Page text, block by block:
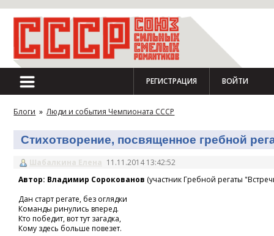
РЕГИСТРАЦИЯ ВОЙТИ
Блоги » Люди и события Чемпионата СССР
Стихотворение, посвященное гребной
Шабалкина Елена 11.11.2014 13:42:52
Автор: Владимир Сорокованов (участник Гребной регаты
Дан старт регате, без оглядки
Команды ринулись вперед.
Кто победит, вот тут загадка,
Кому здесь больше повезет.